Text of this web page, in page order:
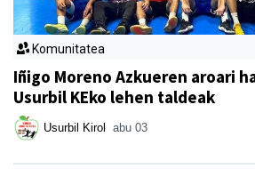
Komunitatea
Iñigo Moreno Azkueren aroari
Usurbil KEko lehen taldeak
Usurbil Kirol abu 03